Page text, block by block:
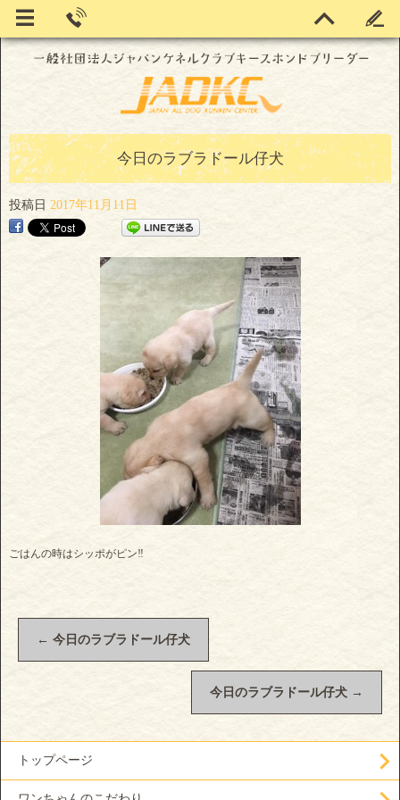
今日のラブラドール仔犬
投稿日 2017年11月11日
ごはんの時はシッポがピン‼️
← 今日のラブラドール仔犬
今日のラブラドール仔犬 →
トップページ